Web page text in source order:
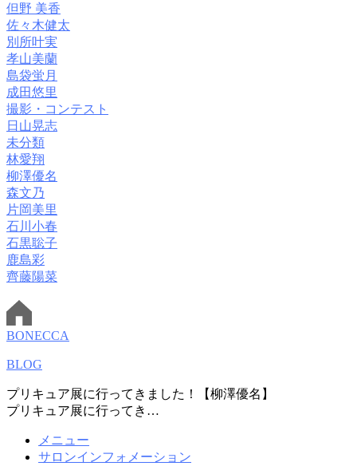
但野 美香
佐々木健太
別所叶実
孝山美蘭
島袋蛍月
成田悠里
撮影・コンテスト
日山晃志
未分類
林愛翔
柳澤優名
森文乃
片岡美里
石川小春
石黒聡子
鹿島彩
齊藤陽菜
BONECCA
BLOG
プリキュア展に行ってきました！【柳澤優名】
プリキュア展に行ってき…
メニュー
サロンインフォメーション